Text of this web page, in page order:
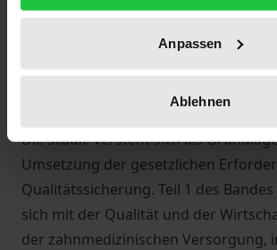
Anpassen
Ablehnen
empirischen Fundierung, ohne die in
gesetzlichen Krankenversicherung
Die Studie versteht sich als
Umsetzung der gesetzlichen
Qualitätssicherung. Teil 1 des
sich mit der Qualität und der
der zahnmedizinischen Versorgung,